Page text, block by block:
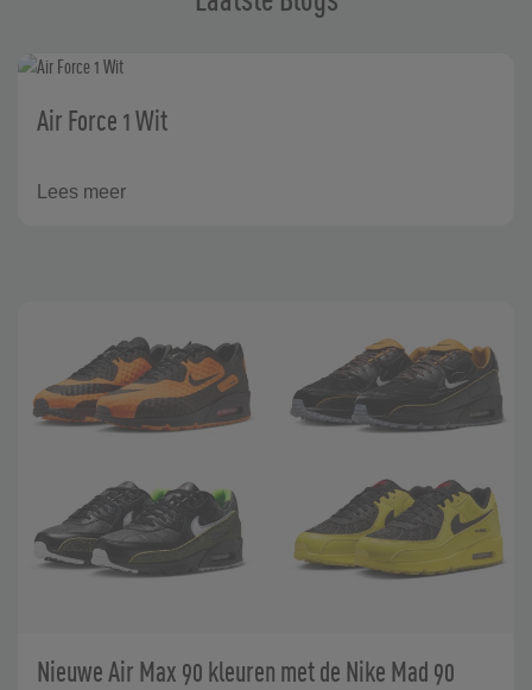
Air Force 1 Wit
Lees meer
Nieuwe Air Max 90 kleuren met de Nike Mad 90